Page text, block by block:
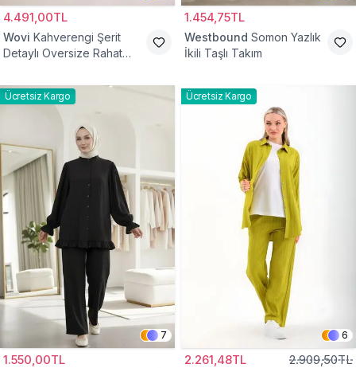
4.491,00TL
Wovi Kahverengi Şerit
Detaylı Oversize Rahat
1.454,75TL
Westbound Somon Yazlık
İkili Taşlı Takım
Ücretsiz Kargo
7
1.550,00TL
Ücretsiz Kargo
6
2.261,48TL 2.909,50TL